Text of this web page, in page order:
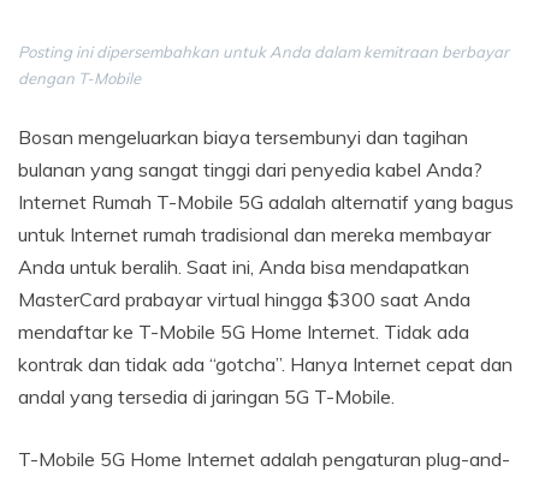
Posting ini dipersembahkan untuk Anda dalam kemitraan berbayar
dengan T-Mobile
Bosan mengeluarkan biaya tersembunyi dan tagihan
bulanan yang sangat tinggi dari penyedia kabel Anda?
Internet Rumah T-Mobile 5G adalah alternatif yang bagus
untuk Internet rumah tradisional dan mereka membayar
Anda untuk beralih. Saat ini, Anda bisa mendapatkan
MasterCard prabayar virtual hingga $300 saat Anda
mendaftar ke T-Mobile 5G Home Internet. Tidak ada
kontrak dan tidak ada “gotcha”. Hanya Internet cepat dan
andal yang tersedia di jaringan 5G T-Mobile.
T-Mobile 5G Home Internet adalah pengaturan plug-and-